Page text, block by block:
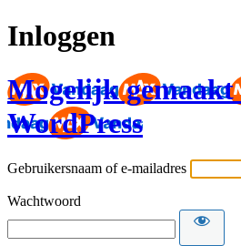
Inloggen
Mogelijk gemaakt
WordPress
Gebruikersnaam of e-mailadres
Wachtwoord